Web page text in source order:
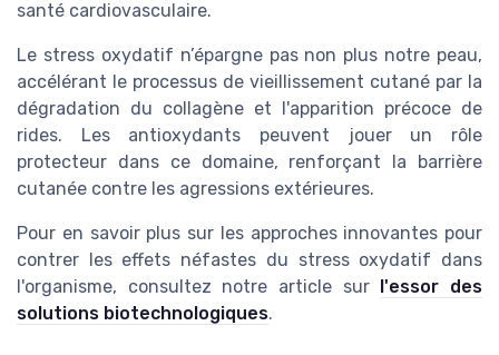
santé cardiovasculaire.
Le stress oxydatif n’épargne pas non plus notre peau,
accélérant le processus de vieillissement cutané par la
dégradation du collagène et l'apparition précoce de
rides. Les antioxydants peuvent jouer un rôle
protecteur dans ce domaine, renforçant la barrière
cutanée contre les agressions extérieures.
Pour en savoir plus sur les approches innovantes pour
contrer les effets néfastes du stress oxydatif dans
l'organisme, consultez notre article sur
l'essor des
solutions biotechnologiques.